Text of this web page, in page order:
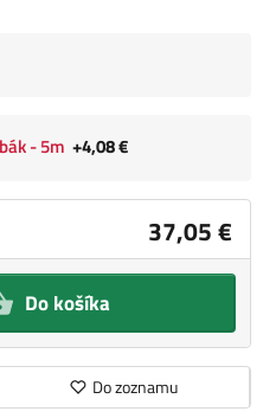
37,05 €
Do košíka
Do zoznamu
- 5m +4,08 €